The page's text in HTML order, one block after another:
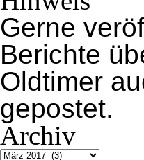
Gerne
Berichte
Oldtimer
gepostet.
Archiv
Archiv